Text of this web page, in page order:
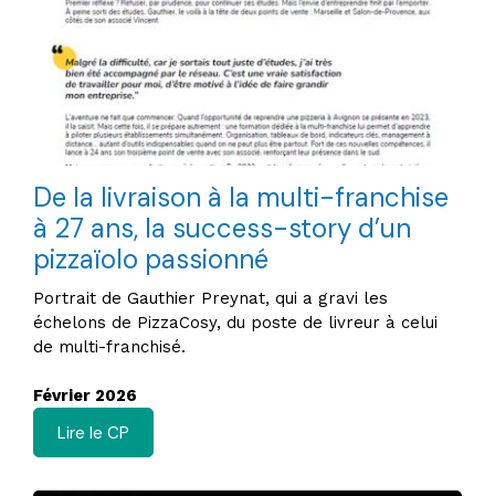
De la livraison à la multi-franchise
à 27 ans, la success-story d’un
pizzaïolo passionné
Portrait de Gauthier Preynat, qui a gravi les
échelons de PizzaCosy, du poste de livreur à celui
de multi-franchisé.
Février 2026
Lire le CP